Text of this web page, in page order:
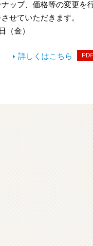
ップ、価格等の変更を
次切替えをさ
（金）
詳しくはこちら PDF